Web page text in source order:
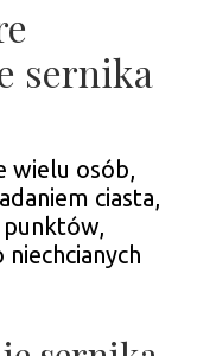
sernika
wielu osób,
ciasta,